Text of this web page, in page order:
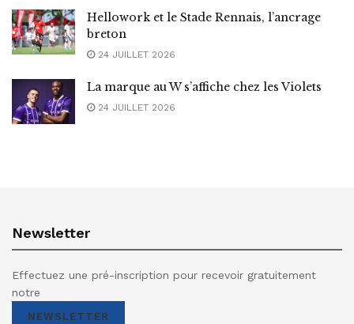
Hellowork et le Stade Rennais, l’ancrage
breton
24 JUILLET 2026
La marque au W s’affiche chez les Violets
24 JUILLET 2026
Newsletter
Effectuez une pré-inscription pour recevoir gratuitement
notre
NEWSLETTER